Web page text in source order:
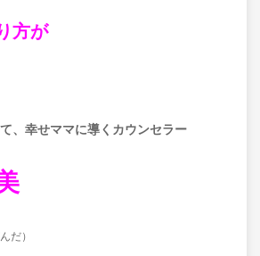
方が
、 幸せママに導くカウンセラー
だ）